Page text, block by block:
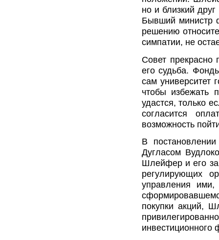
но и близкий
Бывший министр
решению
симпатии, не
Совет прекрасно
его судьба.
сам университет
чтобы избежать
удастся, только
согласится
возможность
В
Дугласом
Шлейфер и его
регулирующих
управления
покупки акций,
инвестиционного